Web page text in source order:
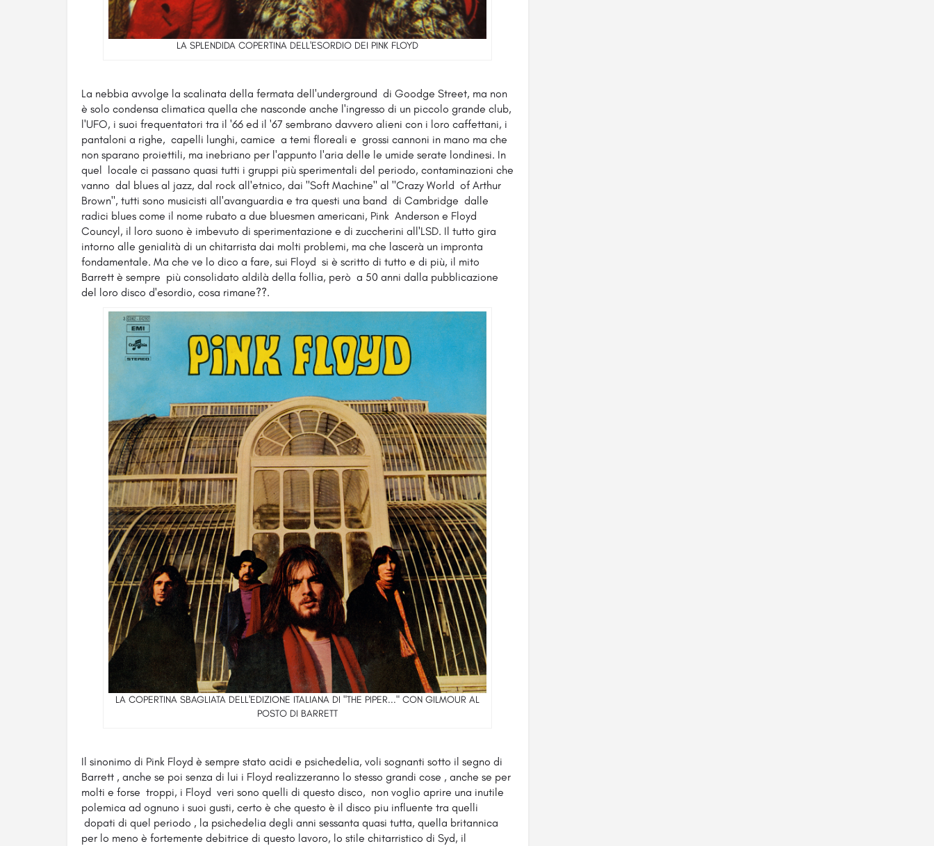
LA SPLENDIDA COPERTINA DELL'ESORDIO DEI PINK FLOYD
La nebbia avvolge la scalinata della fermata dell'underground di Goodge Street, ma non
è solo condensa climatica quella che nasconde anche l'ingresso di un piccolo grande club,
l'UFO, i suoi frequentatori tra il '66 ed il '67 sembrano davvero alieni con i loro caffettani, i
pantaloni a righe, capelli lunghi, camice a temi floreali e grossi cannoni in mano ma che
non sparano proiettili, ma inebriano per l'appunto l'aria delle le umide serate londinesi. In
quel locale ci passano quasi tutti i gruppi più sperimentali del periodo, contaminazioni che
vanno dal blues al jazz, dal rock all'etnico, dai "Soft Machine" al "Crazy World of Arthur
Brown", tutti sono musicisti all'avanguardia e tra questi una band di Cambridge dalle
radici blues come il nome rubato a due bluesmen americani, Pink Anderson e Floyd
Councyl, il loro suono è imbevuto di sperimentazione e di zuccherini all'LSD. Il tutto gira
intorno alle genialità di un chitarrista dai molti problemi, ma che lascerà un impronta
fondamentale. Ma che ve lo dico a fare, sui Floyd si è scritto di tutto e di più, il mito
Barrett è sempre più consolidato aldilà della follia, però a 50 anni dalla pubblicazione
del loro disco d'esordio, cosa rimane??.
LA COPERTINA SBAGLIATA DELL'EDIZIONE ITALIANA DI "THE PIPER..." CON GILMOUR AL
POSTO DI BARRETT
Il sinonimo di Pink Floyd è sempre stato acidi e psichedelia, voli sognanti sotto il segno di
Barrett , anche se poi senza di lui i Floyd realizzeranno lo stesso grandi cose , anche se per
molti e forse troppi, i Floyd veri sono quelli di questo disco, non voglio aprire una inutile
polemica ad ognuno i suoi gusti, certo è che questo è il disco piu influente tra quelli
dopati di quel periodo , la psichedelia degli anni sessanta quasi tutta, quella britannica
per lo meno è fortemente debitrice di questo lavoro, lo stile chitarristico di Syd, il